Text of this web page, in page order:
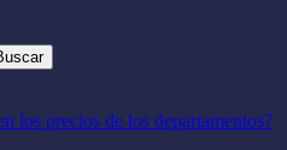
los precios de los departamentos?